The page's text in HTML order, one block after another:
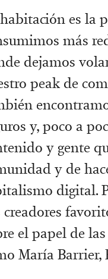
es la
más
dejamos
peak de
y, poco a
y gente
y de
digital.
creadores
el papel de
María Barrier,